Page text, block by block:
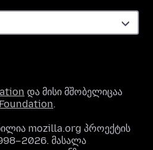
და მისი მშობელიცაა
.
mozilla.org პროექტის
მასალა